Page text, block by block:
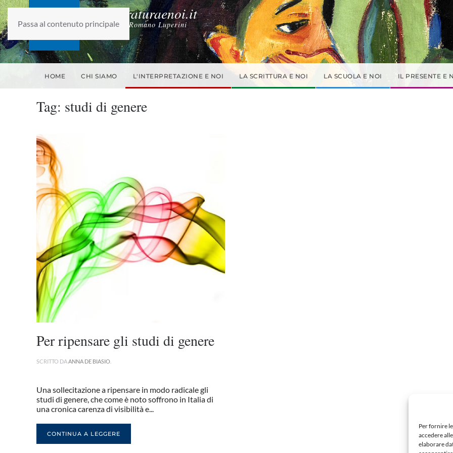
Per fornire
accedere
elaborare
Passa al contenuto principale
laletteraturaenoi.it
fondato da Romano Luperini
HOME CHI SIAMO L'INTERPRETAZIONE E NOI LA SCRITTURA E NOI LA SCUOLA E NOI IL PRESENTE E
Tag: studi di genere
Per ripensare gli studi di genere
SCRITTO DAANNA DE BIASIO
Una sollecitazione a ripensare in modo radicale gli
studi di genere, che come è noto soffrono in Italia di
una cronica carenza di visibilità e...
CONTINUA A LEGGERE